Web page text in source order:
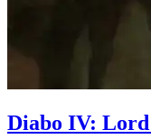
Diabo IV: